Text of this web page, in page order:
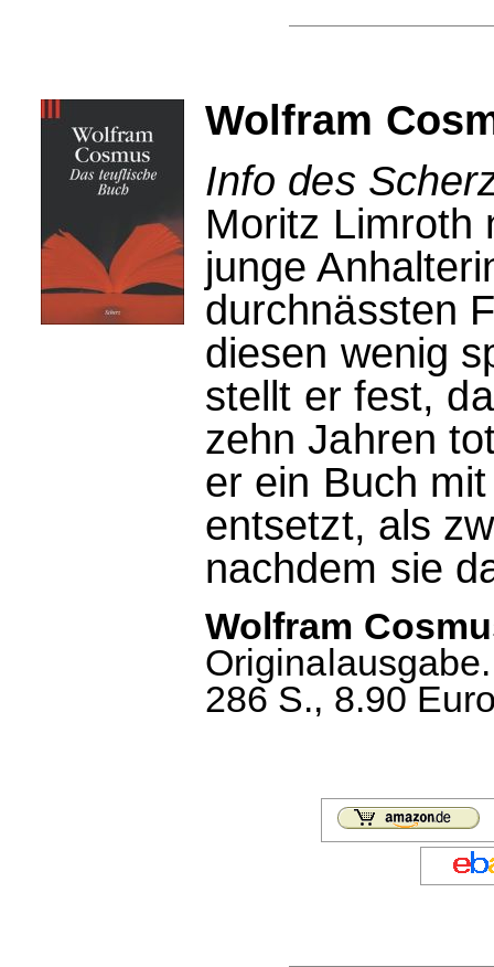
Wolfram
Info des
Moritz Limroth
junge
durchnässten
diesen wenig
stellt er fest,
zehn Jahren
er ein Buch
entsetzt, als
nachdem sie
Wolfram
286 S., 8.90